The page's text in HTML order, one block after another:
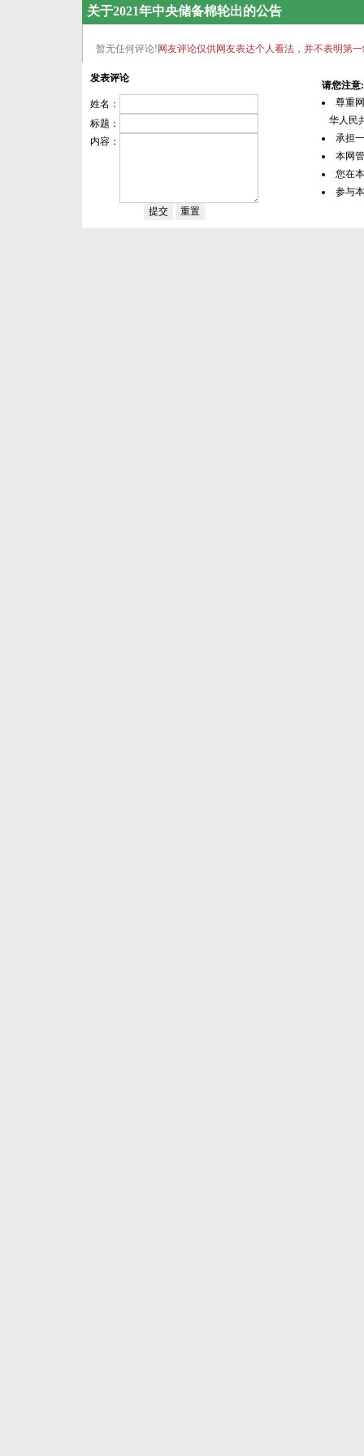
关于2021年中央储备棉轮出的公告
暂无任何评论! 网友评论仅供网友表达个人看法，并不表明第
发表评论
姓名：
标题：
内容：
请您注意:
尊重
华人民
承担
本网
您在
参与